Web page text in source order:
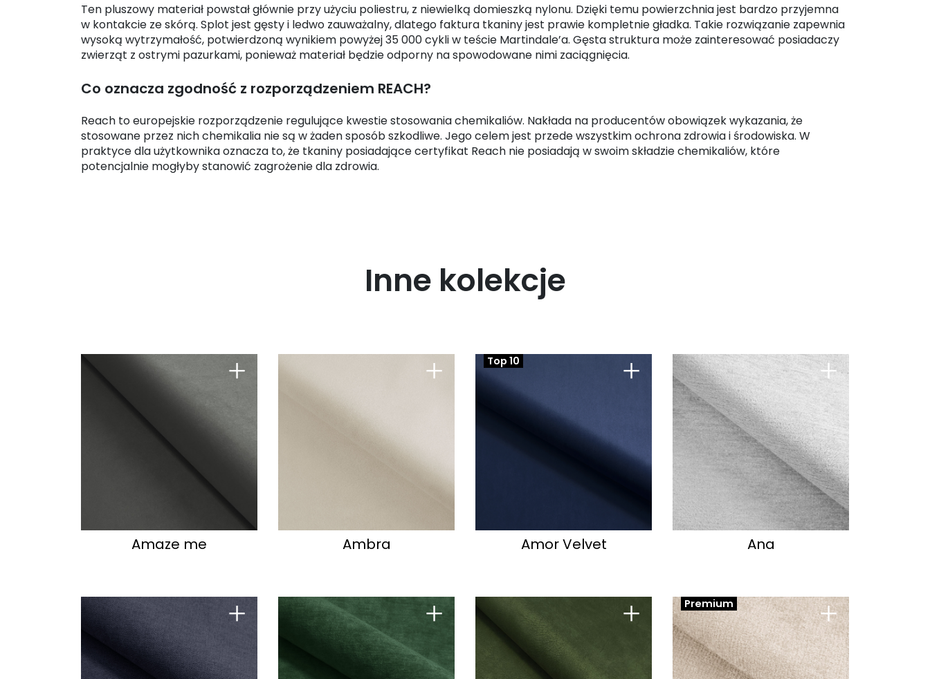
Ten pluszowy materiał powstał głównie przy użyciu poliestru, z niewielką domieszką nylonu. Dzięki temu powierzchnia jest bardzo przyjemna
w kontakcie ze skórą. Splot jest gęsty i ledwo zauważalny, dlatego faktura tkaniny jest prawie kompletnie gładka. Takie rozwiązanie zapewnia
wysoką wytrzymałość, potwierdzoną wynikiem powyżej 35 000 cykli w teście Martindale’a. Gęsta struktura może zainteresować posiadaczy
zwierząt z ostrymi pazurkami, ponieważ materiał będzie odporny na spowodowane nimi zaciągnięcia.
Co oznacza zgodność z rozporządzeniem REACH?
Reach to europejskie rozporządzenie regulujące kwestie stosowania chemikaliów. Nakłada na producentów obowiązek wykazania, że
stosowane przez nich chemikalia nie są w żaden sposób szkodliwe. Jego celem jest przede wszystkim ochrona zdrowia i środowiska. W
praktyce dla użytkownika oznacza to, że tkaniny posiadające certyfikat Reach nie posiadają w swoim składzie chemikaliów, które
potencjalnie mogłyby stanowić zagrożenie dla zdrowia.
Inne kolekcje
+
Amaze me
+
Ambra
+
Top 10
Amor Velvet
+
Ana
+ + + +
Premium